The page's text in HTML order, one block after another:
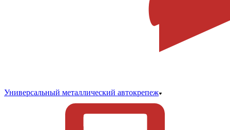
Универсальный металлический автокрепеж